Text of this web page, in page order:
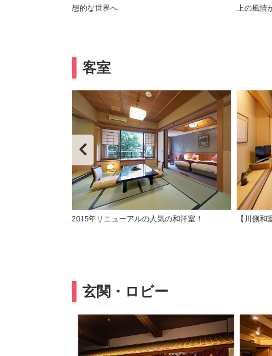
想的な世界へ
上の風情
客室
2015年リニューアルの人気の和洋室！ 【川側和
玄関・ロビー